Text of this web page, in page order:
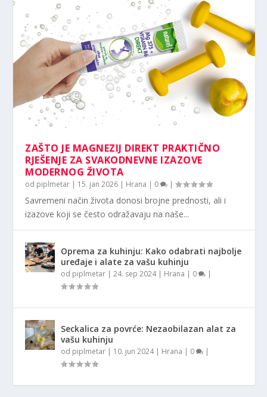
ZAŠTO JE MAGNEZIJ DIREKT PRAKTIČNO
RJEŠENJE ZA SVAKODNEVNE IZAZOVE
MODERNOG ŽIVOTA
od piplmetar | 15. jan 2026 | Hrana | 0 |
Savremeni način života donosi brojne prednosti, ali i
izazove koji se često odražavaju na naše...
Oprema za kuhinju: Kako odabrati najbolje
uređaje i alate za vašu kuhinju
od piplmetar |24. sep 2024| Hrana | 0 |
Seckalica za povrće: Nezaobilazan alat za
vašu kuhinju
od piplmetar | 10. jun 2024| Hrana | 0 |